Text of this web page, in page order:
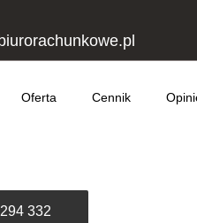
Oferta Cennik
332